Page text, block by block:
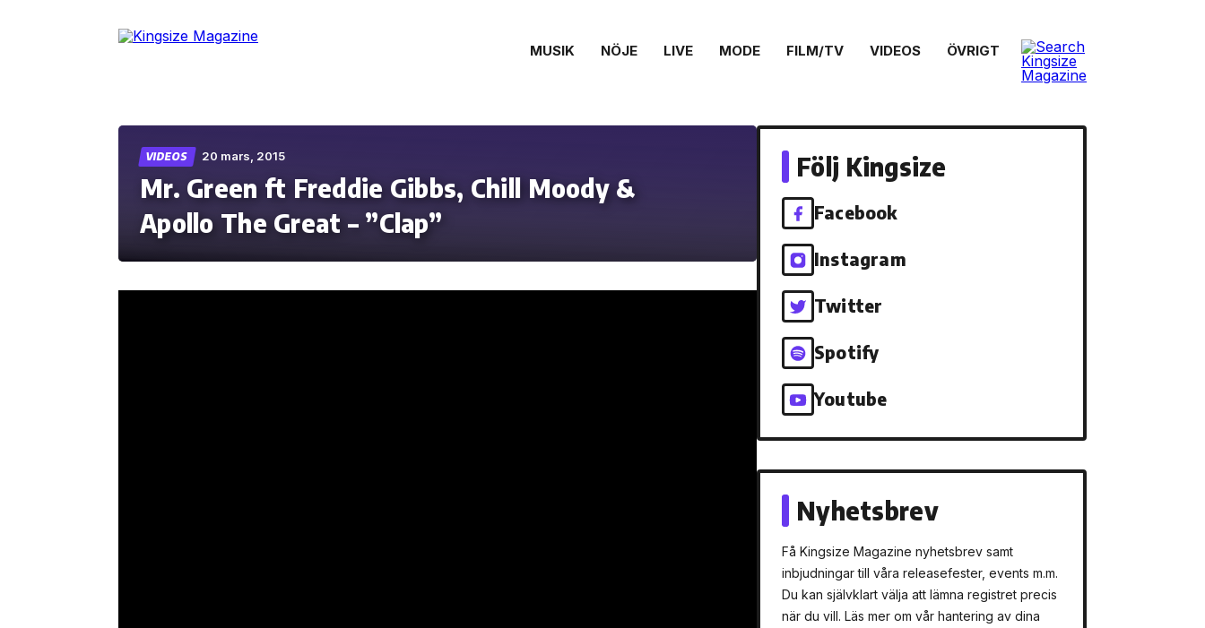
MUSIK NÖJE LIVE MODE FILM/TV VIDEOS ÖVRIGT
VIDEOS 20 mars, 2015
Mr. Green ft Freddie Gibbs, Chill Moody &
Apollo The Great – ”Clap”
Följ Kingsize
Facebook
Instagram
Twitter
Spotify
Youtube
Nyhetsbrev
Få Kingsize Magazine nyhetsbrev samt
inbjudningar till våra releasefester, events m.m.
Du kan självklart välja att lämna registret precis
när du vill. Läs mer om vår hantering av dina